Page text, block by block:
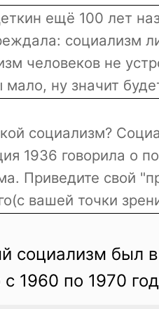
ещё 100 лет
социализм
человеков не
мало, ну значит
социализм?
1936 говорила о
Приведите свой
вашей точки
социализм был
1960 по 1970